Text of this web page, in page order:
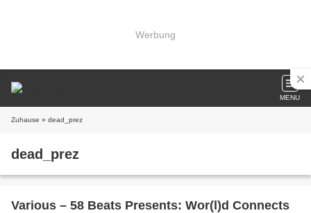
Werbung
MENU
Zuhause » dead_prez
dead_prez
Various – 58 Beats Presents: Wor(l)d Connects